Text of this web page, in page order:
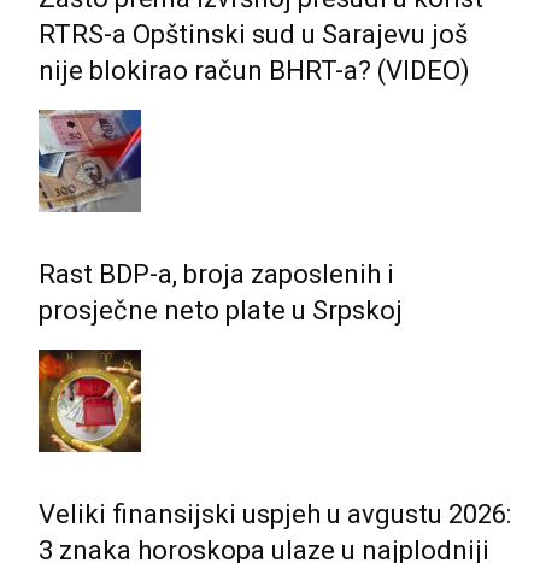
RTRS-a Opštinski sud u Sarajevu još
nije blokirao račun BHRT-a? (VIDEO)
Rast BDP-a, broja zaposlenih i
prosječne neto plate u Srpskoj
Veliki finansijski uspjeh u avgustu 2026:
3 znaka horoskopa ulaze u najplodniji